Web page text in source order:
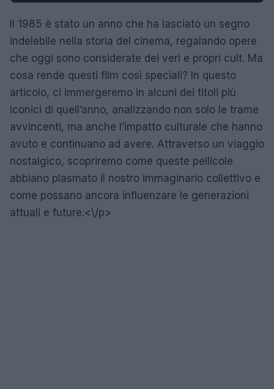
Il 1985 è stato un anno che ha lasciato un segno
indelebile nella storia del cinema, regalando opere
che oggi sono considerate dei veri e propri cult. Ma
cosa rende questi film così speciali? In questo
articolo, ci immergeremo in alcuni dei titoli più
iconici di quell’anno, analizzando non solo le trame
avvincenti, ma anche l’impatto culturale che hanno
avuto e continuano ad avere. Attraverso un viaggio
nostalgico, scopriremo come queste pellicole
abbiano plasmato il nostro immaginario collettivo e
come possano ancora influenzare le generazioni
attuali e future.<\/p>